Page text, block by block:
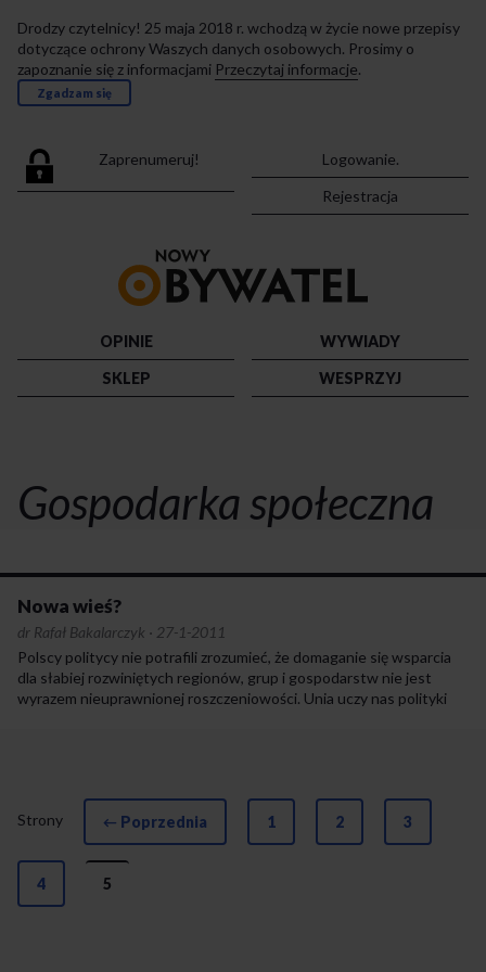
Drodzy czytelnicy! 25 maja 2018 r. wchodzą w życie nowe przepisy
dotyczące ochrony Waszych danych osobowych. Prosimy o
zapoznanie się z informacjami Przeczytaj informacje.
Zgadzam się
Zaprenumeruj!
Logowanie.
Rejestracja
strony
OPINIE
WYWIADY
SKLEP
WESPRZYJ
Gospodarka społeczna
Nowa wieś?
dr Rafał Bakalarczyk · 27-1-2011
Polscy politycy nie potrafili zrozumieć, że domaganie się wsparcia
dla słabiej rozwiniętych regionów, grup i gospodarstw nie jest
wyrazem nieuprawnionej roszczeniowości. Unia uczy nas polityki
Strony ← Poprzednia 1 2 3
4 5